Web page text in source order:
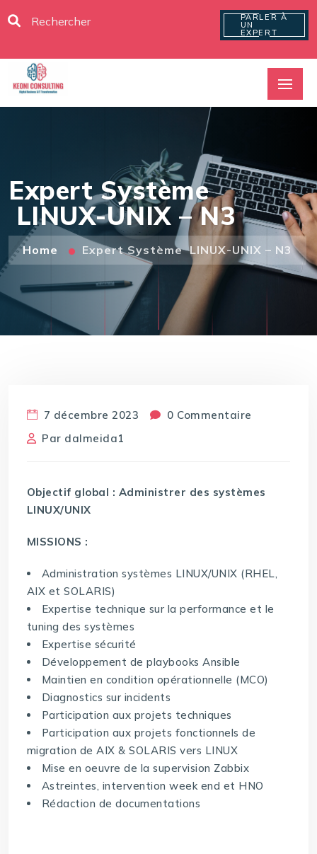
PARLER À
UN
EXPERT
Expert Système
LINUX-UNIX – N3
Home Expert Système LINUX-UNIX – N3
7 décembre 2023
0 Commentaire
Par dalmeida1
Objectif global : Administrer des systèmes
LINUX/UNIX
MISSIONS :
Administration systèmes LINUX/UNIX (RHEL,
AIX et SOLARIS)
Expertise technique sur la performance et le
tuning des systèmes
Expertise sécurité
Développement de playbooks Ansible
Maintien en condition opérationnelle (MCO)
Diagnostics sur incidents
Participation aux projets techniques
Participation aux projets fonctionnels de
migration de AIX & SOLARIS vers LINUX
Mise en oeuvre de la supervision Zabbix
Astreintes, intervention week end et HNO
Rédaction de documentations